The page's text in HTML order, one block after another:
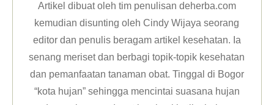
Artikel dibuat oleh tim penulisan deherba.com
kemudian disunting oleh Cindy Wijaya seorang
editor dan penulis beragam artikel kesehatan. Ia
senang meriset dan berbagi topik-topik kesehatan
dan pemanfaatan tanaman obat. Tinggal di Bogor
“kota hujan” sehingga mencintai suasana hujan